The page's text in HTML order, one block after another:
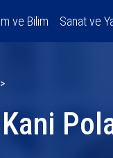
ve Bilim Sanat ve